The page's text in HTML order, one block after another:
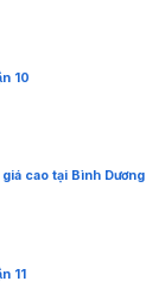
10
cao tại Bình Dương
11